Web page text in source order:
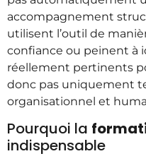
accompagnement
utilisent l’outil de
confiance ou peinent à
réellement pertinents
donc pas uniquement
organisationnel et
Pourquoi la
indispensable